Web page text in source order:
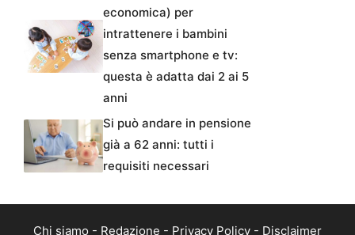
economica) per
intrattenere i bambini
senza smartphone e tv:
questa è adatta dai 2 ai 5
anni
Si può andare in pensione
già a 62 anni: tutti i
requisiti necessari
Chi siamo - Redazione - Privacy Policy - Disclaimer